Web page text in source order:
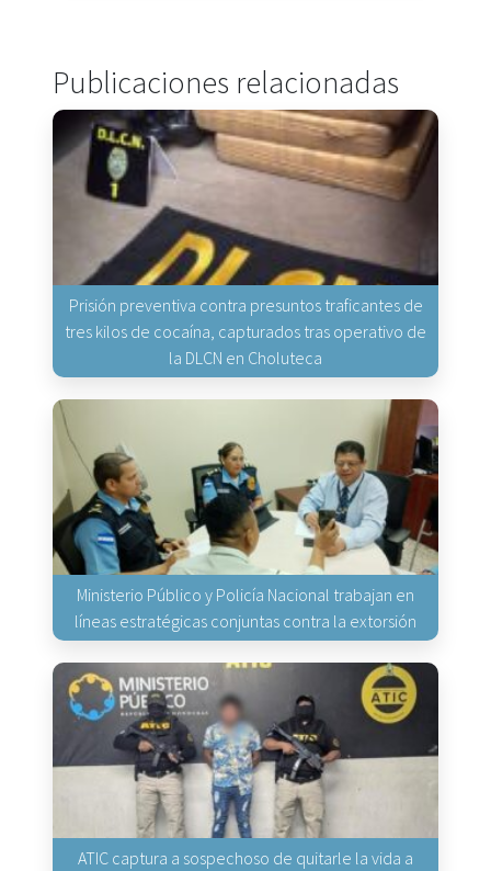
Publicaciones relacionadas
Prisión preventiva contra presuntos traficantes de
tres kilos de cocaína, capturados tras operativo de
la DLCN en Choluteca
Ministerio Público y Policía Nacional trabajan en
líneas estratégicas conjuntas contra la extorsión
ATIC captura a sospechoso de quitarle la vida a